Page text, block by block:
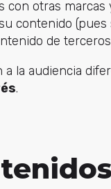
con otras
contenido
de
la audiencia
.